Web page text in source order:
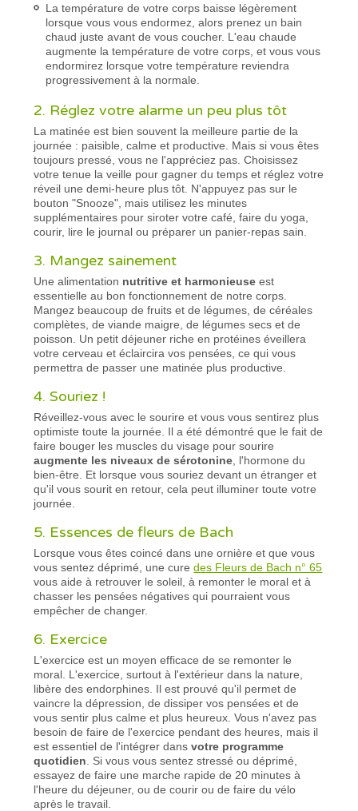
La température de votre corps baisse légèrement
lorsque vous vous endormez, alors prenez un bain
chaud juste avant de vous coucher. L'eau chaude
augmente la température de votre corps, et vous vous
endormirez lorsque votre température reviendra
progressivement à la normale.
2. Réglez votre alarme un peu plus tôt
La matinée est bien souvent la meilleure partie de la
journée : paisible, calme et productive. Mais si vous êtes
toujours pressé, vous ne l'appréciez pas. Choisissez
votre tenue la veille pour gagner du temps et réglez votre
réveil une demi-heure plus tôt. N'appuyez pas sur le
bouton "Snooze", mais utilisez les minutes
supplémentaires pour siroter votre café, faire du yoga,
courir, lire le journal ou préparer un panier-repas sain.
3. Mangez sainement
Une alimentation nutritive et harmonieuse est
essentielle au bon fonctionnement de notre corps.
Mangez beaucoup de fruits et de légumes, de céréales
complètes, de viande maigre, de légumes secs et de
poisson. Un petit déjeuner riche en protéines éveillera
votre cerveau et éclaircira vos pensées, ce qui vous
permettra de passer une matinée plus productive.
4. Souriez !
Réveillez-vous avec le sourire et vous vous sentirez plus
optimiste toute la journée. Il a été démontré que le fait de
faire bouger les muscles du visage pour sourire
augmente les niveaux de sérotonine , l'hormone du
bien-être. Et lorsque vous souriez devant un étranger et
qu'il vous sourit en retour, cela peut illuminer toute votre
journée.
5. Essences de fleurs de Bach
Lorsque vous êtes coincé dans une ornière et que vous
vous sentez déprimé, une curedes Fleurs de Bach n° 65
vous aide à retrouver le soleil, à remonter le moral et à
chasser les pensées négatives qui pourraient vous
empêcher de changer.
6. Exercice
L'exercice est un moyen efficace de se remonter le
moral. L'exercice, surtout à l'extérieur dans la nature,
libère des endorphines. Il est prouvé qu'il permet de
vaincre la dépression, de dissiper vos pensées et de
vous sentir plus calme et plus heureux. Vous n'avez pas
besoin de faire de l'exercice pendant des heures, mais il
est essentiel de l'intégrer dansvotre programme
quotidien . Si vous vous sentez stressé ou déprimé,
essayez de faire une marche rapide de 20 minutes à
l'heure du déjeuner, ou de courir ou de faire du vélo
après le travail.